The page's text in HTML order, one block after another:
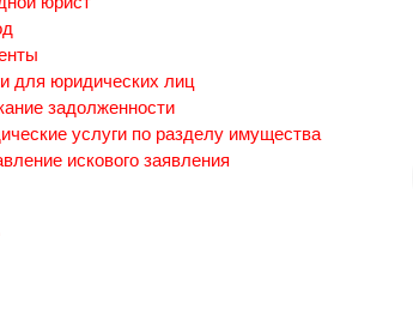
для юридических лиц
задолженности
услуги по разделу имущества
искового заявления